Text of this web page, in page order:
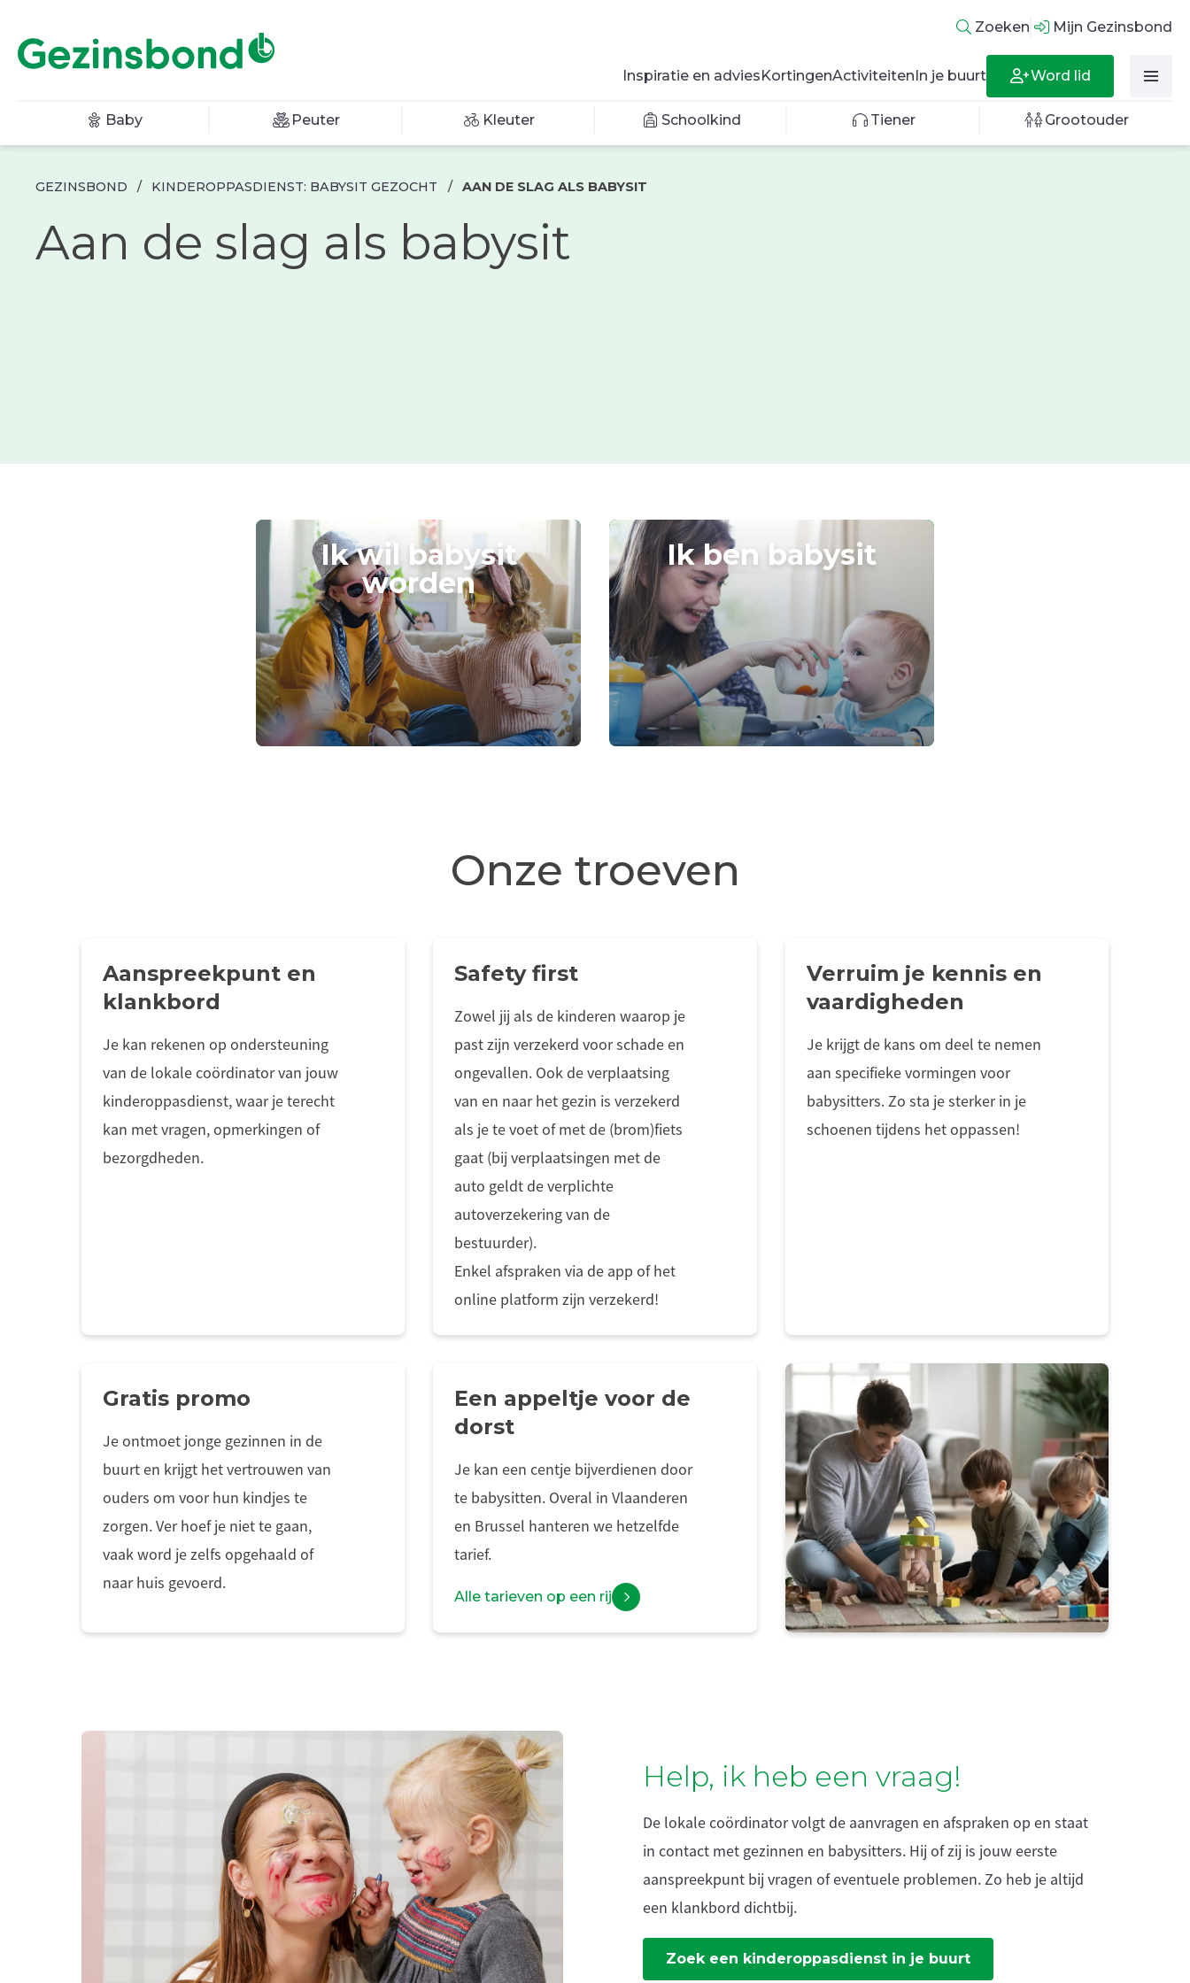
Inspiratie en advies KortingenActiviteiten In je buurt Word lid
Zoeken Mijn Gezinsbond
Baby Peuter Kleuter Schoolkind Tiener Grootouder
GEZINSBOND / KINDEROPPASDIENST: BABYSIT GEZOCHT / AAN DE SLAG ALS BABYSIT
Aan de slag als babysit
Ik wil babysit
worden
Ik ben babysit
Onze troeven
Aanspreekpunt en
klankbord
Je kan rekenen op ondersteuning
van de lokale coördinator van jouw
kinderoppasdienst, waar je terecht
kan met vragen, opmerkingen of
bezorgdheden.
Safety first
Zowel jij als de kinderen waarop je
past zijn verzekerd voor schade en
ongevallen. Ook de verplaatsing
van en naar het gezin is verzekerd
als je te voet of met de (brom)fiets
gaat (bij verplaatsingen met de
auto geldt de verplichte
autoverzekering van de
bestuurder).
Enkel afspraken via de app of het
online platform zijn verzekerd!
Verruim je kennis en
vaardigheden
Je krijgt de kans om deel te nemen
aan specifieke vormingen voor
babysitters. Zo sta je sterker in je
schoenen tijdens het oppassen!
Gratis promo
Je ontmoet jonge gezinnen in de
buurt en krijgt het vertrouwen van
ouders om voor hun kindjes te
zorgen. Ver hoef je niet te gaan,
vaak word je zelfs opgehaald of
naar huis gevoerd.
Een appeltje voor de
dorst
Je kan een centje bijverdienen door
te babysitten. Overal in Vlaanderen
en Brussel hanteren we hetzelfde
tarief.
Alle tarieven op een rij
Help, ik heb een vraag!
De lokale coördinator volgt de aanvragen en afspraken op en staat
in contact met gezinnen en babysitters. Hij of zij is jouw eerste
aanspreekpunt bij vragen of eventuele problemen. Zo heb je altijd
een klankbord dichtbij.
Zoek een kinderoppasdienst in je buurt